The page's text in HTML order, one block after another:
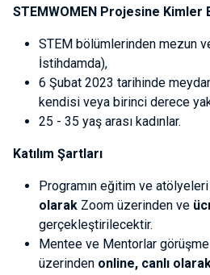
STEMWOMEN Projesine Kimler
STEM bölümlerinden mezun
İstihdamda),
6 Şubat 2023 tarihinde
kendisi veya birinci derece
25 - 35 yaş arası kadınlar.
Katılım Şartları
Programın eğitim ve atölyeleri
olarak Zoom üzerinden ve
gerçekleştirilecektir.
Mentee ve Mentorlar
üzerinden online, canlı